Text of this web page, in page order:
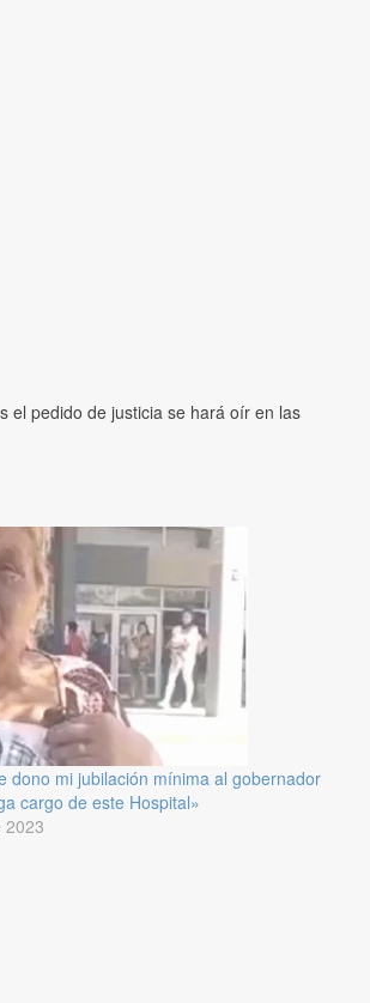
el pedido de justicia se hará oír en las
dono mi jubilación mínima al gobernador
cargo de este Hospital»
2023